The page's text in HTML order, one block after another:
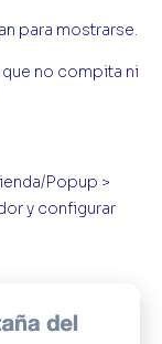
para mostrarse.
no compita ni
Popup >
y configurar